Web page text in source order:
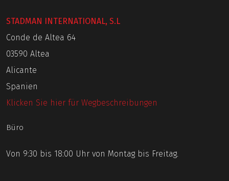
STADMAN INTERNATIONAL, S.L
Conde de Altea 64
03590 Altea
Alicante
Spanien
Klicken Sie hier für Wegbeschreibungen
Büro
Von 9:30 bis 18:00 Uhr von Montag bis Freitag.